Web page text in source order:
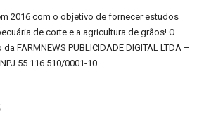
2016 com o objetivo de fornecer estudos
de corte e a agricultura de grãos! O
FARMNEWS PUBLICIDADE DIGITAL LTDA –
55.116.510/0001-10.